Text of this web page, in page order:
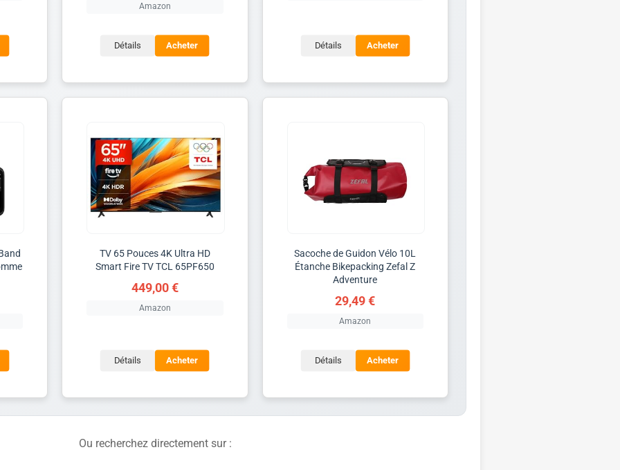
Amazon
Détails Acheter Détails Acheter
TV 65 Pouces 4K Ultra HD
Smart Fire TV TCL 65PF650
449,00 €
Amazon
Détails Acheter
Sacoche de Guidon Vélo 10L
Étanche Bikepacking Zefal Z
Adventure
29,49 €
Amazon
Détails Acheter
Ou recherchez directement sur :